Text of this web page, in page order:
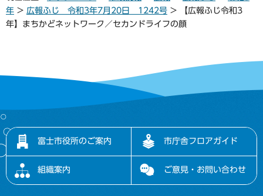
年 > 広報ふじ 令和3年7月20日 1242号 > 【広報ふじ令和3
年】まちかどネットワーク／セカンドライフの顔
富士市役所のご案内 市庁舎フロアガイド
組織案内 ご意見・お問い合わせ